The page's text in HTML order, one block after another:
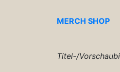
MERCH SHOP
Titel-/